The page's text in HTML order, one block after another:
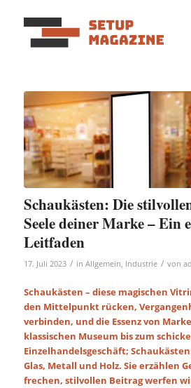
Schaukästen: Die
Seele deiner Marke – Ein
Leitfaden
17. Juli 2023 / in Allgemein, Industrie / von
Schaukästen – diese magischen
den Mittelpunkt rücken,
verbinden, und die Essenz von
klassischen Museum bis zum
Einzelhandelsgeschäft;
Glas, Metall und Holz. Sie erzählen
frechen, stilvollen Beitrag werfen